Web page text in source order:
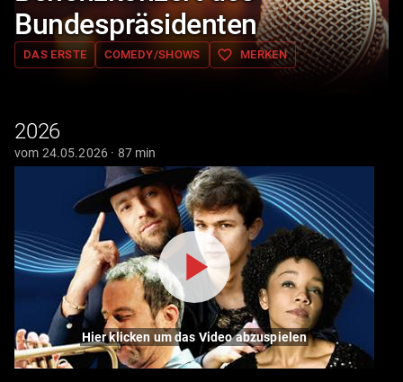
Bundespräsidenten
DAS ERSTE COMEDY/SHOWS favorite_border MERKEN
2026
vom 24.05.2026 · 87 min
Hier klicken um das Video abzuspielen